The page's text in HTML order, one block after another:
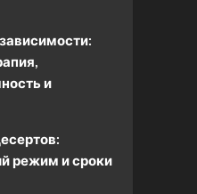
и
режим и сроки